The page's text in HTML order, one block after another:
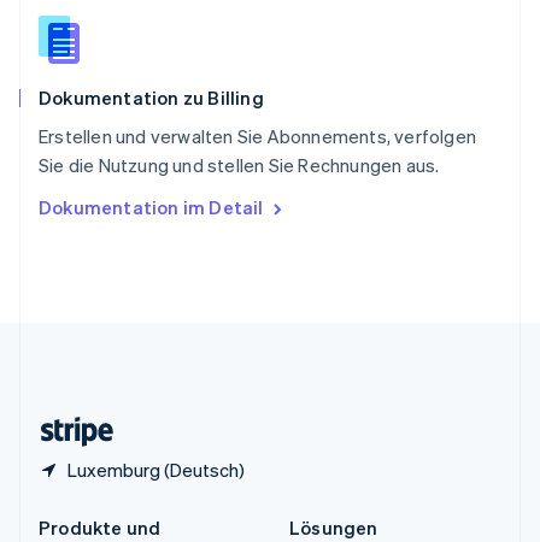
Dokumentation zu Billing
Erstellen und verwalten Sie Abonnements, verfolgen
Sie die Nutzung und stellen Sie Rechnungen aus.
Dokumentation im Detail
Luxemburg (Deutsch)
English
Spanien
Thailand
Tschechische Republik
English
English
Produkte und
Lösungen